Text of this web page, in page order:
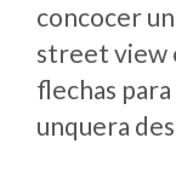
concocer
street view
flechas
unquera